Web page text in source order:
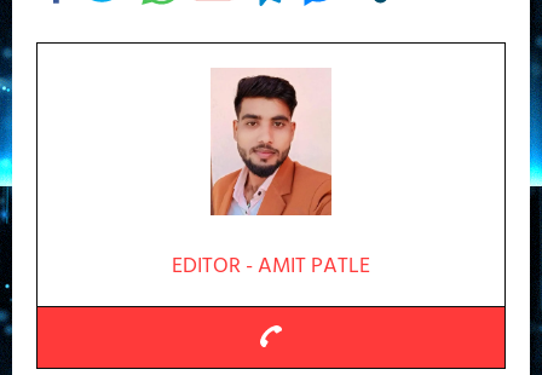
EDITOR - AMIT PATLE